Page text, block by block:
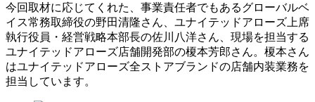
今回取材に応じてくれた、事業責任者でもあるグローバルベ
イス常務取締役の野田清隆さん、ユナイテッドアローズ上席
執行役員・経営戦略本部長の佐川八洋さん、現場を担当する
ユナイテッドアローズ店舗開発部の榎本芳郎さん。榎本さん
はユナイテッドアローズ全ストアブランドの店舗内装業務を
担当しています。